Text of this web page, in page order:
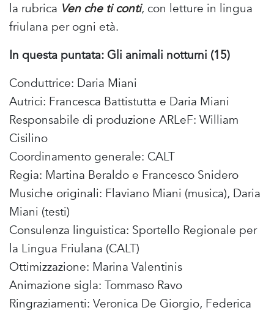
la rubrica Ven che ti conti, con letture in lingua
friulana per ogni età.
In questa puntata: Gli animali notturni (15)
Conduttrice: Daria Miani
Autrici: Francesca Battistutta e Daria Miani
Responsabile di produzione ARLeF: William
Cisilino
Coordinamento generale: CALT
Regia: Martina Beraldo e Francesco Snidero
Musiche originali: Flaviano Miani (musica), Daria
Miani (testi)
Consulenza linguistica: Sportello Regionale per
la Lingua Friulana (CALT)
Ottimizzazione: Marina Valentinis
Animazione sigla: Tommaso Ravo
Ringraziamenti: Veronica De Giorgio, Federica